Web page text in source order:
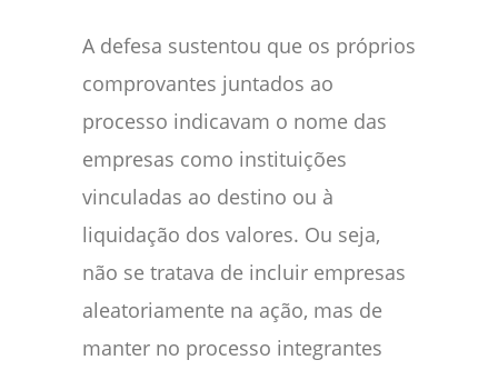
A defesa sustentou que os próprios
comprovantes juntados ao
processo indicavam o nome das
empresas como instituições
vinculadas ao destino ou à
liquidação dos valores. Ou seja,
não se tratava de incluir empresas
aleatoriamente na ação, mas de
manter no processo integrantes